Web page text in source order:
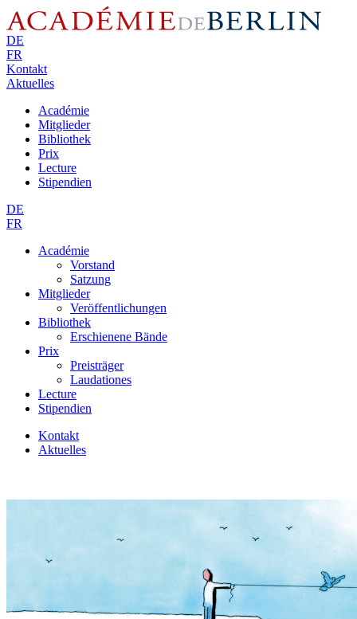
DE
FR
Kontakt
Aktuelles
Académie
Mitglieder
Bibliothek
Prix
Lecture
Stipendien
DE
FR
Académie
Vorstand
Satzung
Mitglieder
Veröffentlichungen
Bibliothek
Erschienene Bände
Prix
Preisträger
Laudationes
Lecture
Stipendien
Kontakt
Aktuelles